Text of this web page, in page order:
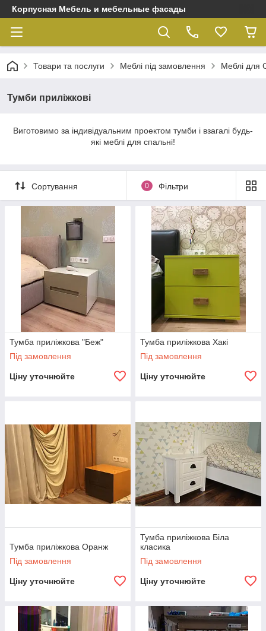
Корпусная Мебель и мебельные фасады
Товари та послуги Меблі під замовлення Меблі для
Тумби приліжкові
Виготовимо за індивідуальним проектом тумби і взагалі будь-
які меблі для спальні!
Сортування 0 Фільтри
Тумба приліжкова "Беж"
Під замовлення
Ціну уточнюйте
Тумба приліжкова Хакі
Під замовлення
Ціну уточнюйте
Тумба приліжкова Оранж
Під замовлення
Ціну уточнюйте
Тумба приліжкова Біла
класика
Під замовлення
Ціну уточнюйте